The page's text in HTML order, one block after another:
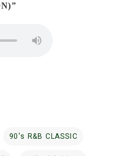
90's R&B CLASSIC